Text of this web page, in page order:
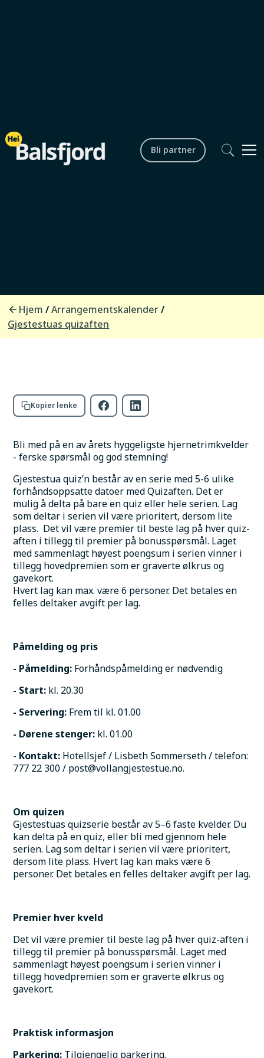
Bli partner
Hjem /Arrangementskalender /
Gjestestuas quizaften
Lokalsamfunn
Adresse
Torgvveien 2, 9040 Nordkjosbotn
Kopier lenke
Bli med på en av årets hyggeligste hjernetrimkvelder
- ferske spørsmål og god stemning!
Gjestestua quiz’n består av en serie med 5-6 ulike
forhåndsoppsatte datoer med Quizaften. Det er
mulig å delta på bare en quiz eller hele serien. Lag
som deltar i serien vil være prioritert, dersom lite
plass.  Det vil være premier til beste lag på hver quiz-
aften i tillegg til premier på bonusspørsmål. Laget
med sammenlagt høyest poengsum i serien vinner i
tillegg hovedpremien som er graverte ølkrus og
gavekort.
Hvert lag kan max. være 6 personer. Det betales en
felles deltaker avgift per lag.
Påmelding og pris
- Påmelding: Forhåndspåmelding er nødvendig
- Start: kl. 20.30
- Servering: Frem til kl. 01.00
- Dørene stenger: kl. 01.00
- Kontakt: Hotellsjef / Lisbeth Sommerseth / telefon:
777 22 300 / post@vollangjestestue.no.
Om quizen
Gjestestuas quizserie består av 5–6 faste kvelder. Du
kan delta på en quiz, eller bli med gjennom hele
serien. Lag som deltar i serien vil være prioritert,
dersom lite plass. Hvert lag kan maks være 6
personer. Det betales en felles deltaker avgift per lag.
Premier hver kveld
Det vil være premier til beste lag på hver quiz-aften i
tillegg til premier på bonusspørsmål. Laget med
sammenlagt høyest poengsum i serien vinner i
tillegg hovedpremien som er graverte ølkrus og
gavekort.
Praktisk informasjon
Parkering: Tilgjengelig parkering.